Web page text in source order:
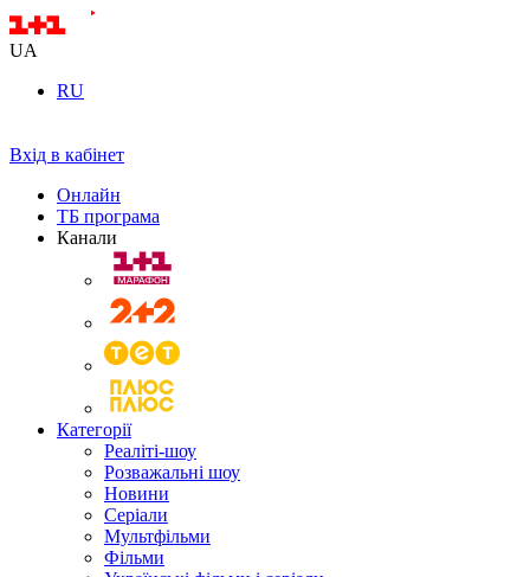
UA
RU
Вхід в кабінет
Онлайн
ТБ програма
Канали
Категорії
Реаліті-шоу
Розважальні шоу
Новини
Серіали
Мультфільми
Фільми